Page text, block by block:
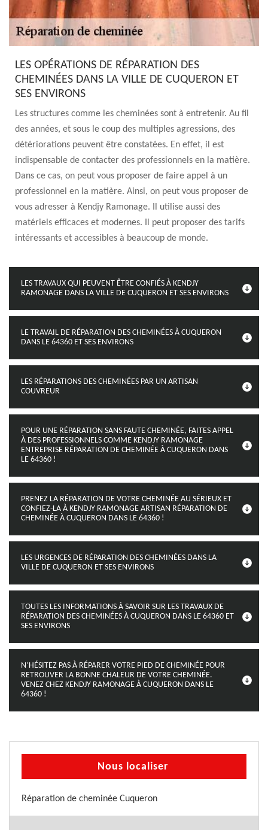
LES OPÉRATIONS DE RÉPARATION DES
CHEMINÉES DANS LA VILLE DE CUQUERON ET
SES ENVIRONS
Les structures comme les cheminées sont à entretenir. Au fil
des années, et sous le coup des multiples agressions, des
détériorations peuvent être constatées. En effet, il est
indispensable de contacter des professionnels en la matière.
Dans ce cas, on peut vous proposer de faire appel à un
professionnel en la matière. Ainsi, on peut vous proposer de
vous adresser à Kendjy Ramonage. Il utilise aussi des
matériels efficaces et modernes. Il peut proposer des tarifs
intéressants et accessibles à beaucoup de monde.
LES TRAVAUX QUI PEUVENT ÊTRE CONFIÉS À KENDJY
RAMONAGE DANS LA VILLE DE CUQUERON ET SES ENVIRONS
LE TRAVAIL DE RÉPARATION DES CHEMINÉES À CUQUERON
DANS LE 64360 ET SES ENVIRONS
LES RÉPARATIONS DES CHEMINÉES PAR UN ARTISAN
COUVREUR
POUR UNE RÉPARATION SANS FAUTE CHEMINÉE, FAITES APPEL
À DES PROFESSIONNELS COMME KENDJY RAMONAGE
ENTREPRISE RÉPARATION DE CHEMINÉE À CUQUERON DANS
LE 64360 !
PRENEZ LA RÉPARATION DE VOTRE CHEMINÉE AU SÉRIEUX ET
CONFIEZ-LA À KENDJY RAMONAGE ARTISAN RÉPARATION DE
CHEMINÉE À CUQUERON DANS LE 64360 !
LES URGENCES DE RÉPARATION DES CHEMINÉES DANS LA
VILLE DE CUQUERON ET SES ENVIRONS
TOUTES LES INFORMATIONS À SAVOIR SUR LES TRAVAUX DE
RÉPARATION DES CHEMINÉES À CUQUERON DANS LE 64360 ET
SES ENVIRONS
N’HÉSITEZ PAS À RÉPARER VOTRE PIED DE CHEMINÉE POUR
RETROUVER LA BONNE CHALEUR DE VOTRE CHEMINÉE.
VENEZ CHEZ KENDJY RAMONAGE À CUQUERON DANS LE
64360 !
Nous localiser
Réparation de cheminée Cuqueron